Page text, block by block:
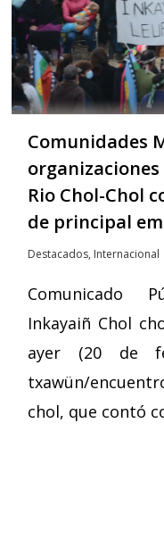
Comunidades
Rio Chol-Chol
de principal
Destacados, Internacional
Comunicado
Inkayaiñ Chol
ayer (20 de
txawün/
chol, que contó